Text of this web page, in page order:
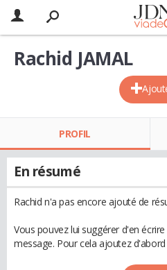
Rachid JAMAL
PROFIL
En résumé
Rachid n'a pas encore ajouté de
Vous pouvez lui suggérer d'en
message. Pour cela ajoutez